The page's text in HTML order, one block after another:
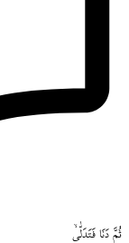
ثُمَّ دَنَا فَتَدَلّٰىۙ